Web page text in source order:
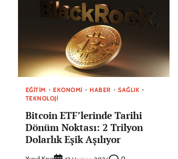
EĞITIM EKONOMI HABER
SAĞLIK
TEKNOLOJI
Bitcoin ETF’lerinde Tarihi
Dönüm Noktası: 2 Trilyon
Dolarlık Eşik Aşılıyor